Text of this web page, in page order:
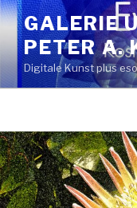
Zum
Inhalt
springen
GALERIE
PETER A.
Digitale Kunst plus